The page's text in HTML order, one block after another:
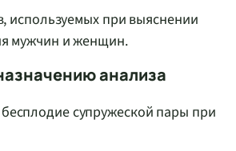
используемых при выяснении
мужчин и женщин.
анализа
супружеской пары при